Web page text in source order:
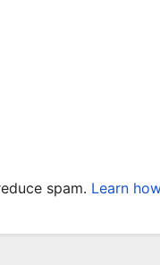
spam. Learn